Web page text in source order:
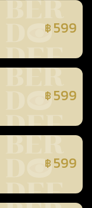
฿ 599
฿ 599
฿ 599